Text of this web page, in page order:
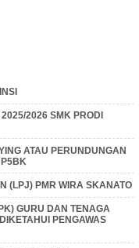
2026 SMK PRODI
ATAU PERUNDUNGAN
(LPJ) PMR WIRA SKANATO
GURU DAN TENAGA
PENGAWAS